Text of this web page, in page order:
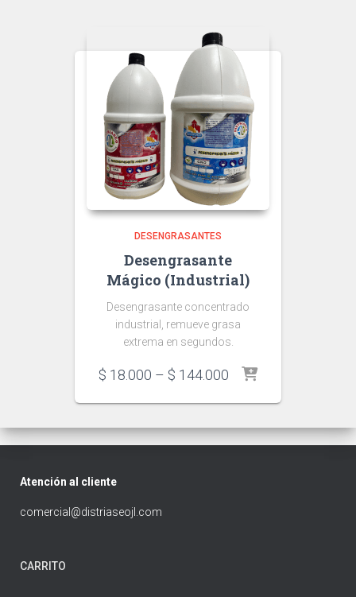
DESENGRASANTES
Desengrasante
Mágico (Industrial)
Desengrasante concentrado
industrial, remueve grasa
extrema en segundos.
$ 18.000 – $ 144.000 Price
$ 18.000
through
$ 144.000
Atención al cliente
comercial@distriaseojl.com
CARRITO